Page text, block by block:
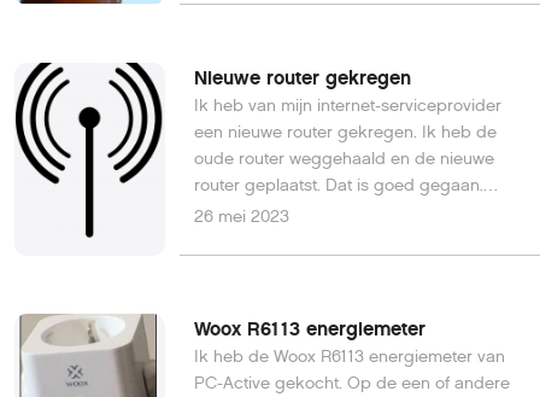
Nieuwe router gekregen
Ik heb van mijn internet-serviceprovider
een nieuwe router gekregen. Ik heb de
oude router weggehaald en de nieuwe
router geplaatst. Dat is goed gegaan.
Maar intussen werken diverse draadloze
26 mei 2023
Woox R6113 energiemeter
Ik heb de Woox R6113 energiemeter van
PC-Active gekocht. Op de een of andere